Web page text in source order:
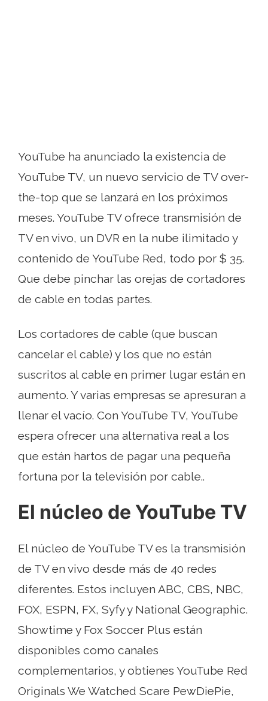
YouTube ha anunciado la existencia de
YouTube TV, un nuevo servicio de TV over-
the-top que se lanzará en los próximos
meses. YouTube TV ofrece transmisión de
TV en vivo, un DVR en la nube ilimitado y
contenido de YouTube Red, todo por $ 35.
Que debe pinchar las orejas de cortadores
de cable en todas partes.
Los cortadores de cable (que buscan
cancelar el cable) y los que no están
suscritos al cable en primer lugar están en
aumento. Y varias empresas se apresuran a
llenar el vacío. Con YouTube TV, YouTube
espera ofrecer una alternativa real a los
que están hartos de pagar una pequeña
fortuna por la televisión por cable..
El núcleo de YouTube TV
El núcleo de YouTube TV es la transmisión
de TV en vivo desde más de 40 redes
diferentes. Estos incluyen ABC, CBS, NBC,
FOX, ESPN, FX, Syfy y National Geographic.
Showtime y Fox Soccer Plus están
disponibles como canales
complementarios, y obtienes YouTube Red
Originals We Watched Scare PewDiePie,